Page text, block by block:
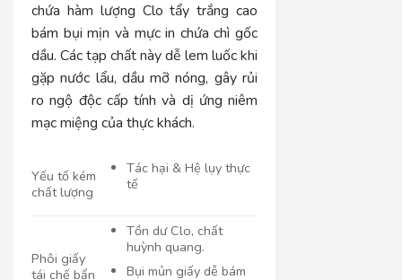
chứa hàm lượng Clo tẩy trắng cao
bám bụi mịn và mực in chứa chì gốc
dầu. Các tạp chất này dễ lem luốc khi
gặp nước lẩu, dầu mỡ nóng, gây rủi
ro ngộ độc cấp tính và dị ứng niêm
mạc miệng của thực khách.
Yếu tố kém
chất lượng
Tác hại & Hệ lụy thực
tế
Phôi giấy
tái chế bẩn
Tồn dư Clo, chất
huỳnh quang.
Bụi mủn giấy dễ bám